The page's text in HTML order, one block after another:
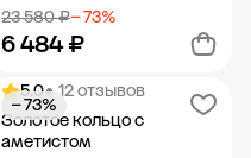
23 580 ₽− 73%
6 484 ₽
Добавить в корзину
5.0• 12 отзывов
Золотое кольцо с
аметистом
− 73%